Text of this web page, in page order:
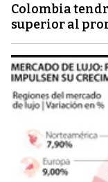
Colombia
superior al